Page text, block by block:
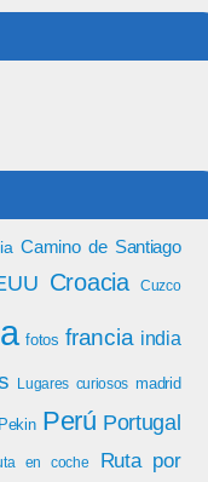
Camino de Santiago
Croacia Cuzco
fotos francia india
Lugares curiosos madrid
Pekin Perú Portugal
en coche
Ruta por